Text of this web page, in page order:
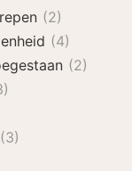
(2)
(4)
(2)
(3)